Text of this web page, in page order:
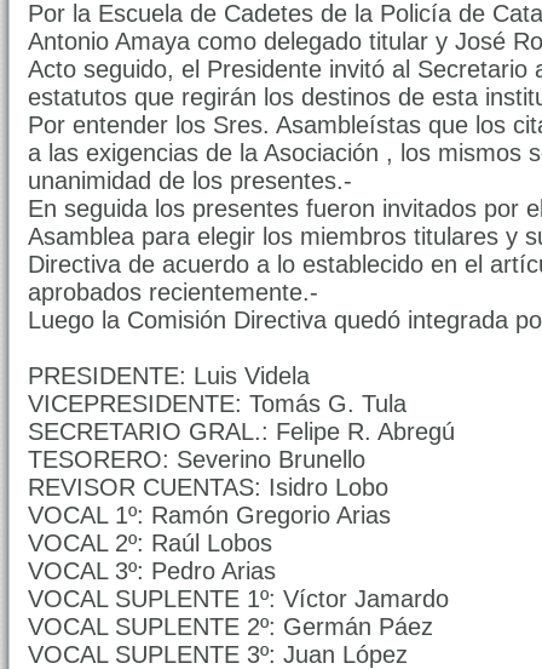
Por la Escuela de Cadetes de la Policía de
Antonio Amaya como delegado titular y José
Acto seguido, el Presidente invitó al Secretario
estatutos que regirán los destinos de esta
Por entender los Sres. Asambleístas que los
a las exigencias de la Asociación , los mismos
unanimidad de los presentes.-
En seguida los presentes fueron invitados por
Asamblea para elegir los miembros titulares y
Directiva de acuerdo a lo establecido en el
aprobados recientemente.-
Luego la Comisión Directiva quedó integrada
PRESIDENTE: Luis Videla
VICEPRESIDENTE: Tomás G. Tula
SECRETARIO GRAL.: Felipe R. Abregú
TESORERO: Severino Brunello
REVISOR CUENTAS: Isidro Lobo
VOCAL 1º: Ramón Gregorio Arias
VOCAL 2º: Raúl Lobos
VOCAL 3º: Pedro Arias
VOCAL SUPLENTE 1º: Víctor Jamardo
VOCAL SUPLENTE 2º: Germán Páez
VOCAL SUPLENTE 3º: Juan López